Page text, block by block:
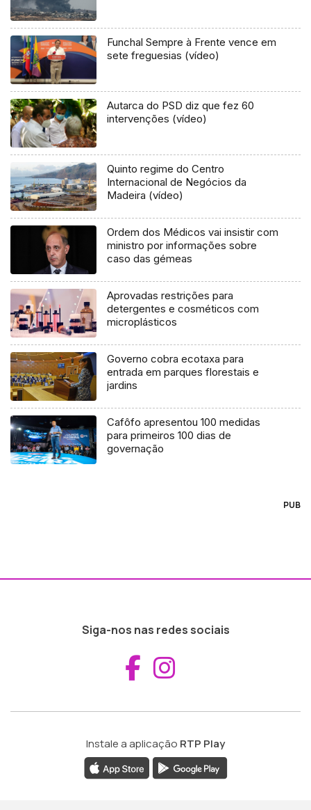
Funchal Sempre à Frente vence em
sete freguesias (vídeo)
Autarca do PSD diz que fez 60
intervenções (vídeo)
Quinto regime do Centro
Internacional de Negócios da
Madeira (vídeo)
Ordem dos Médicos vai insistir com
ministro por informações sobre
caso das gémeas
Aprovadas restrições para
detergentes e cosméticos com
microplásticos
Governo cobra ecotaxa para
entrada em parques florestais e
jardins
Cafôfo apresentou 100 medidas
para primeiros 100 dias de
governação
PUB
Siga-nos nas redes sociais
Aceder ao
Instale a aplicação RTP Play